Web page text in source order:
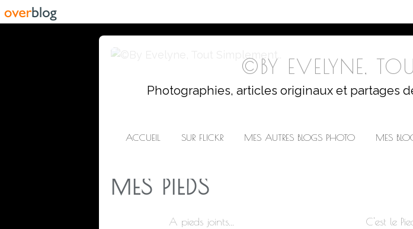
©BY EVELYNE,
Photographies, articles originaux et partages
ACCUEIL SUR FLICKR MES AUTRES BLOGS PHOTO MES
MES PIEDS
A pieds joints... C'est le